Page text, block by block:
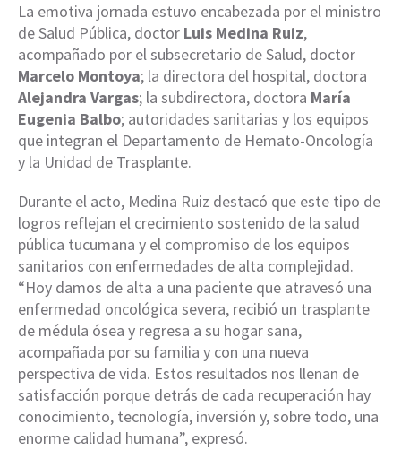
La emotiva jornada estuvo encabezada por el ministro
de Salud Pública, doctor Luis Medina Ruiz,
acompañado por el subsecretario de Salud, doctor
Marcelo Montoya; la directora del hospital, doctora
Alejandra Vargas; la subdirectora, doctora María
Eugenia Balbo; autoridades sanitarias y los equipos
que integran el Departamento de Hemato-Oncología
y la Unidad de Trasplante.
Durante el acto, Medina Ruiz destacó que este tipo de
logros reflejan el crecimiento sostenido de la salud
pública tucumana y el compromiso de los equipos
sanitarios con enfermedades de alta complejidad.
“Hoy damos de alta a una paciente que atravesó una
enfermedad oncológica severa, recibió un trasplante
de médula ósea y regresa a su hogar sana,
acompañada por su familia y con una nueva
perspectiva de vida. Estos resultados nos llenan de
satisfacción porque detrás de cada recuperación hay
conocimiento, tecnología, inversión y, sobre todo, una
enorme calidad humana”, expresó.